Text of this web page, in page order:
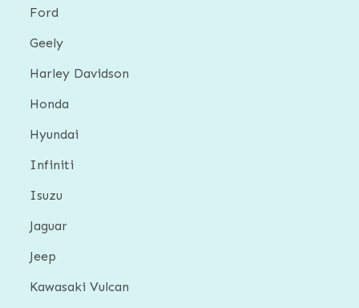
Ford
Geely
Harley Davidson
Honda
Hyundai
Infiniti
Isuzu
Jaguar
Jeep
Kawasaki Vulcan